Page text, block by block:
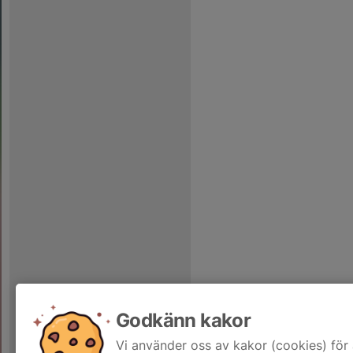
Godkänn kakor
Vi använder oss av kakor (cookies)